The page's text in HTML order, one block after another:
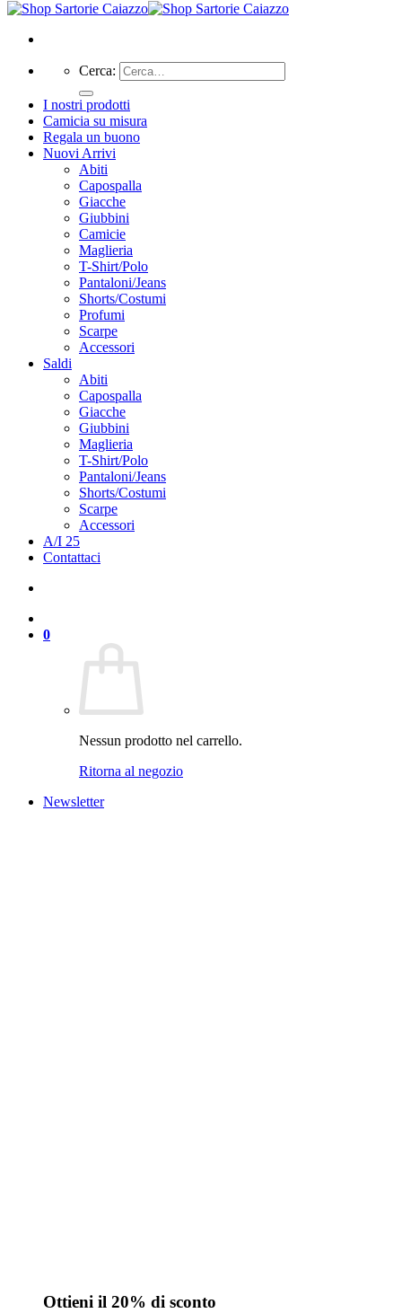
Cerca:
I nostri prodotti
Camicia su misura
Regala un buono
Nuovi Arrivi
Abiti
Capospalla
Giacche
Giubbini
Camicie
Maglieria
T-Shirt/Polo
Pantaloni/Jeans
Shorts/Costumi
Profumi
Scarpe
Accessori
Saldi
Abiti
Capospalla
Giacche
Giubbini
Maglieria
T-Shirt/Polo
Pantaloni/Jeans
Shorts/Costumi
Scarpe
Accessori
A/I 25
Contattaci
0
Nessun prodotto nel carrello.
Ritorna al negozio
Newsletter
Ottieni il 20% di sconto